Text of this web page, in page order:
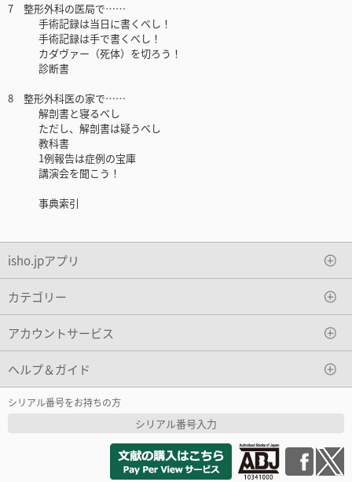
7 整形外科の医局で……
手術記録は当日に書くべし！
手術記録は手で書くべし！
カダヴァー（死体）を切ろう！
診断書
8 整形外科医の家で……
解剖書と寝るべし
ただし、解剖書は疑うべし
教科書
1例報告は症例の宝庫
講演会を聞こう！
事典索引
isho.jpアプリ
カテゴリー
アカウントサービス
ヘルプ＆ガイド
シリアル番号をお持ちの方
シリアル番号入力